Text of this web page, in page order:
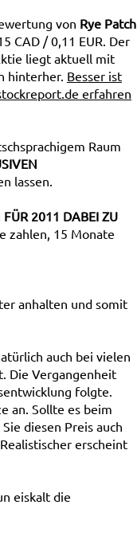
von Rye Patch
CAD / 0,11 EUR. Der
liegt aktuell mit
hinterher. Besser ist
erfahren
Raum
lassen.
2011 DABEI ZU
zahlen, 15 Monate
anhalten und somit
auch bei vielen
Die Vergangenheit
folgte.
an. Sollte es beim
diesen Preis auch
erscheint
eiskalt die